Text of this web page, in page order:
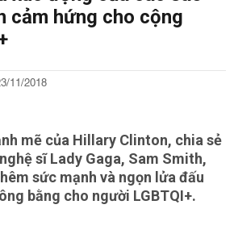
cảm hứng cho cộng
11/2018
mẽ của Hillary Clinton, chia sẻ
sĩ Lady Gaga, Sam Smith,
sức mạnh và ngọn lửa đấu
bằng cho người LGBTQI+.